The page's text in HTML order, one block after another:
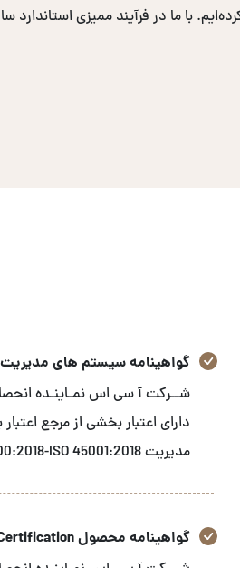
با ما در فرآیند ممیزی
گواهینامه سیستم های مدیریت
مدیریت ISO 9001:2015-ISO 14001:2015-ISO 22000:2018-ISO 45001:2018 می باشد.
گواهینامه محصول Product Certification